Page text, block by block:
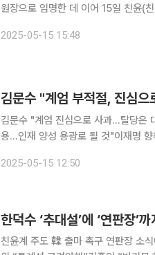
원장으로 임명한 데 이어 15일 친윤(
간 만에 취소하는 소동까지 벌어지면
2025-05-15 15:48
김문수 "계엄 부적절, 진심
김문수 "계엄 진심으로 사과...탈당은
용...인재 양성 용광로 될 것"이재명 향
다"고 말했다. 윤석열 전 대통령 탈당
2025-05-15 12:50
한덕수 ‘추대설’에 ‘연판장’
친윤계 주도 韓 출마 촉구 연판장 소